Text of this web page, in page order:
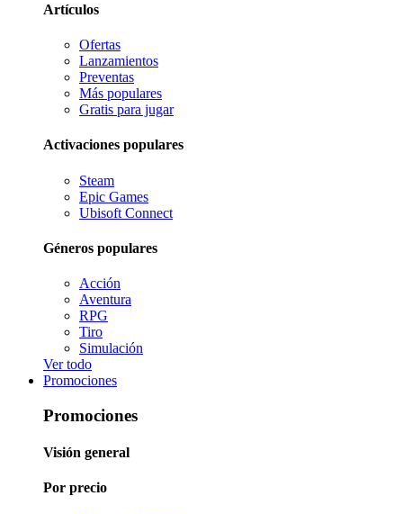
Artículos
Ofertas
Lanzamientos
Preventas
Más populares
Gratis para jugar
Activaciones populares
Steam
Epic Games
Ubisoft Connect
Géneros populares
Acción
Aventura
RPG
Tiro
Simulación
Ver todo
Promociones
Promociones
Visión general
Por precio